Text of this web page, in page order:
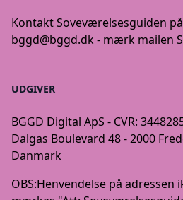
Kontakt Soveværelsesguiden
bggd@bggd.dk- mærk mailen
UDGIVER
BGGD Digital ApS - CVR:
Dalgas Boulevard 48 - 2000
Danmark
OBS:Henvendelse på adressen